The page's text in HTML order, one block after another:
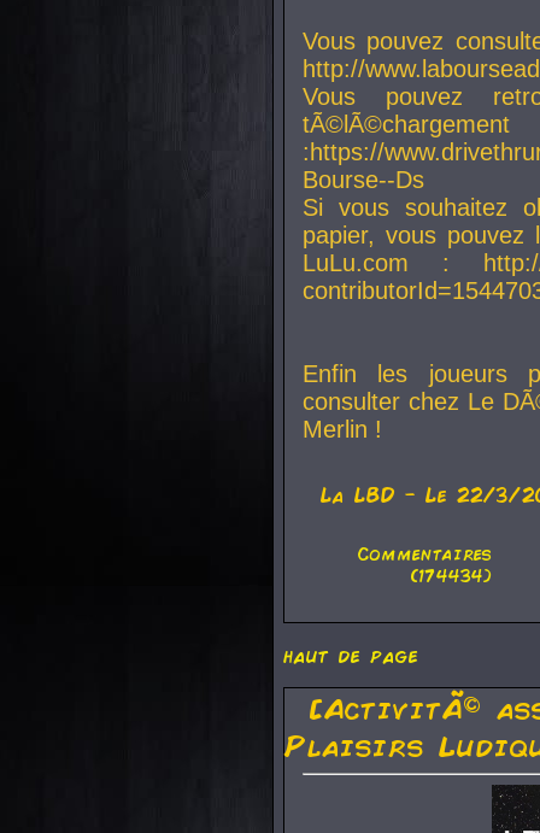
Vous pouvez
http://
Vous pouvez
:https://
Bourse--Ds
Si vous souhaitez
papier, vous
LuLu.com : http://
Enfin les joueurs
consulter chez Le
Merlin !
La LBD - Le 22/3/
Commentaires
(174434)
haut de page
[ActivitÃ©
Plaisirs